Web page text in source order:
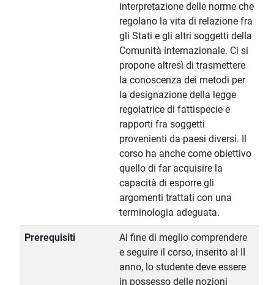
interpretazione delle norme che
regolano la vita di relazione fra
gli Stati e gli altri soggetti della
Comunità internazionale. Ci si
propone altresì di trasmettere
la conoscenza dei metodi per
la designazione della legge
regolatrice di fattispecie e
rapporti fra soggetti
provenienti da paesi diversi. Il
corso ha anche come obiettivo
quello di far acquisire la
capacità di esporre gli
argomenti trattati con una
terminologia adeguata.
Prerequisiti
Al fine di meglio comprendere
e seguire il corso, inserito al II
anno, lo studente deve essere
in possesso delle nozioni